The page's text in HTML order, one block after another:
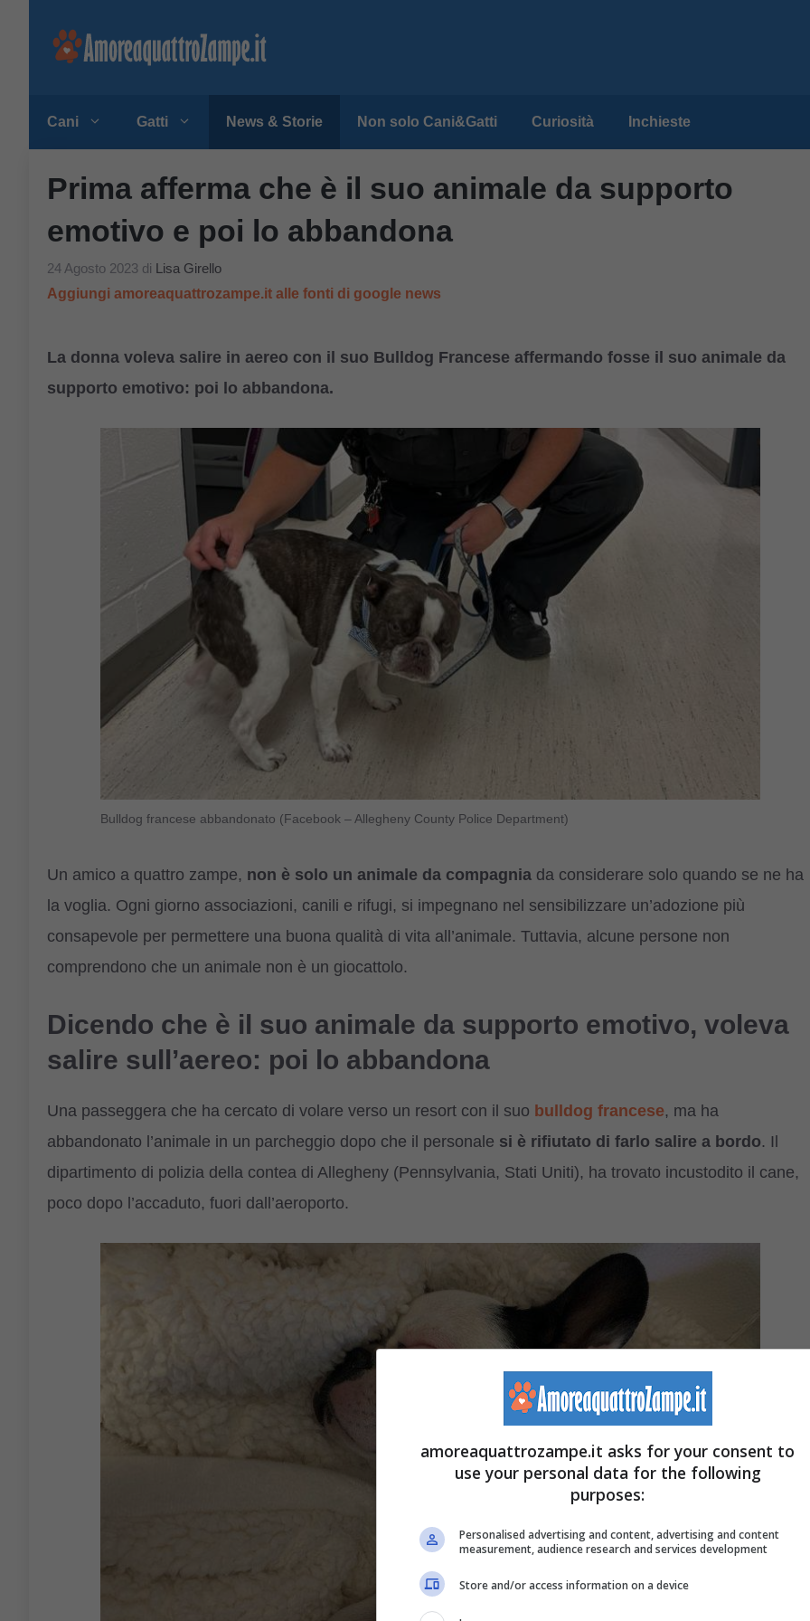
Cani Gatti News & Storie Non solo Cani&Gatti Curiosità Inchieste
Prima afferma che è il suo animale da supporto
emotivo e poi lo abbandona
24 Agosto 2023 di Lisa Girello
Aggiungi amoreaquattrozampe.it alle fonti di google news
La donna voleva salire in aereo con il suo Bulldog Francese affermando fosse il suo animale da
supporto emotivo: poi lo abbandona.
Bulldog francese abbandonato (Facebook – Allegheny County Police Department)
Un amico a quattro zampe, non è solo un animale da compagnia da considerare solo quando se ne ha
la voglia. Ogni giorno associazioni, canili e rifugi, si impegnano nel sensibilizzare un’adozione più
consapevole per permettere una buona qualità di vita all’animale. Tuttavia, alcune persone non
comprendono che un animale non è un giocattolo.
Dicendo che è il suo animale da supporto emotivo, voleva
salire sull’aereo: poi lo abbandona
Una passeggera che ha cercato di volare verso un resort con il suo bulldog francese, ma ha
abbandonato l’animale in un parcheggio dopo che il personale si è rifiutato di farlo salire a bordo. Il
dipartimento di polizia della contea di Allegheny (Pennsylvania, Stati Uniti), ha trovato incustodito il cane,
poco dopo l’accaduto, fuori dall’aeroporto.
amoreaquattrozampe.it asks for your consent to
use your personal data for the following
purposes:
Personalised advertising and content, advertising and content
measurement, audience research and services development
Store and/or access information on a device